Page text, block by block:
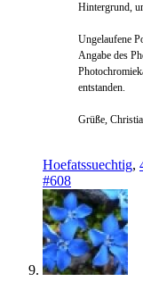
Hintergrund,
Ungelaufene
Angabe des
entstanden.
Grüße,
Hoefatssuechtig,
#608